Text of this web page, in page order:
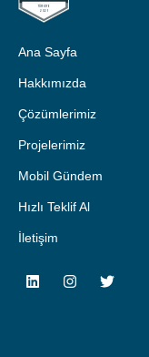
Ana Sayfa
Hakkımızda
Çözümlerimiz
Projelerimiz
Mobil Gündem
Hızlı Teklif Al
İletişim